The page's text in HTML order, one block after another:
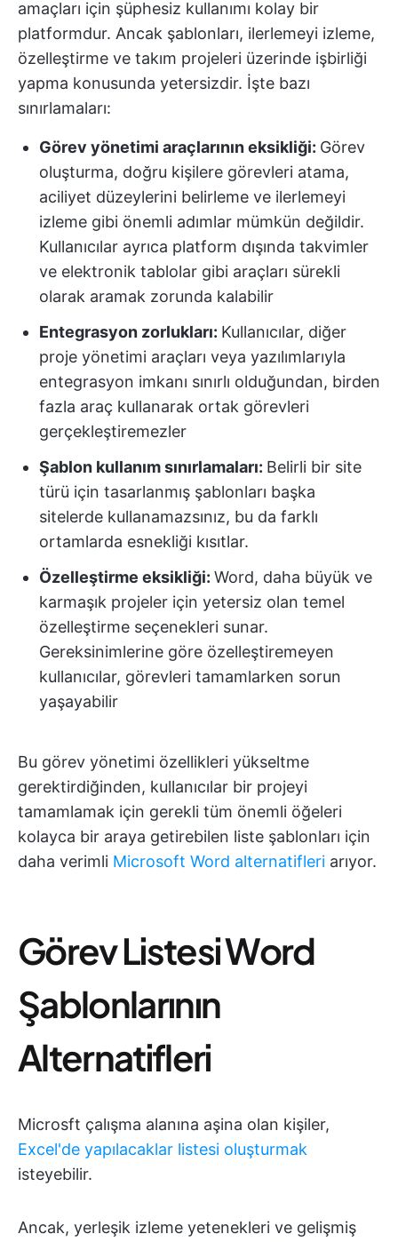
amaçları için şüphesiz kullanımı kolay bir
platformdur. Ancak şablonları, ilerlemeyi izleme,
özelleştirme ve takım projeleri üzerinde işbirliği
yapma konusunda yetersizdir. İşte bazı
sınırlamaları:
Görev yönetimi araçlarının eksikliği: Görev
oluşturma, doğru kişilere görevleri atama,
aciliyet düzeylerini belirleme ve ilerlemeyi
izleme gibi önemli adımlar mümkün değildir.
Kullanıcılar ayrıca platform dışında takvimler
ve elektronik tablolar gibi araçları sürekli
olarak aramak zorunda kalabilir
Entegrasyon zorlukları: Kullanıcılar, diğer
proje yönetimi araçları veya yazılımlarıyla
entegrasyon imkanı sınırlı olduğundan, birden
fazla araç kullanarak ortak görevleri
gerçekleştiremezler
Şablon kullanım sınırlamaları: Belirli bir site
türü için tasarlanmış şablonları başka
sitelerde kullanamazsınız, bu da farklı
ortamlarda esnekliği kısıtlar.
Özelleştirme eksikliği: Word, daha büyük ve
karmaşık projeler için yetersiz olan temel
özelleştirme seçenekleri sunar.
Gereksinimlerine göre özelleştiremeyen
kullanıcılar, görevleri tamamlarken sorun
yaşayabilir
Bu görev yönetimi özellikleri yükseltme
gerektirdiğinden, kullanıcılar bir projeyi
tamamlamak için gerekli tüm önemli öğeleri
kolayca bir araya getirebilen liste şablonları için
daha verimli Microsoft Word alternatifleri arıyor.
Görev Listesi Word
Şablonlarının
Alternatifleri
Microsft çalışma alanına aşina olan kişiler,
Excel'de yapılacaklar listesi oluşturmak
isteyebilir.
Ancak, yerleşik izleme yetenekleri ve gelişmiş